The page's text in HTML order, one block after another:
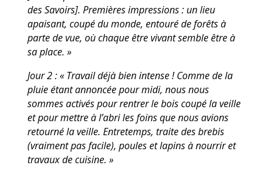
des Savoirs]. Premières impressions : un lieu
apaisant, coupé du monde, entouré deforêts à
parte de vue, où chaque être vivant semble être à
sa place. »
Jour 2 : « Travail déjà bien intense ! Comme de la
pluie étant annoncée pour midi, nous nous
sommes activés pour rentrer le bois coupé la veille
et pour mettre à l’abri les foins que nousavions
retourné la veille. Entretemps, traite des brebis
(vraiment pas facile), poules et lapinsà nourrir et
travaux de cuisine. »